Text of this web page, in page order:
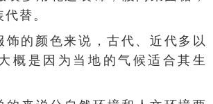
代替。
饰的颜色来说，古代、近代多以
大概是因为当地的气候适合其生